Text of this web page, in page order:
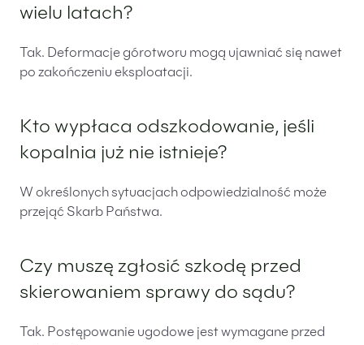
wielu latach?
Tak. Deformacje górotworu mogą ujawniać się nawet
po zakończeniu eksploatacji.
Kto wypłaca odszkodowanie, jeśli
kopalnia już nie istnieje?
W określonych sytuacjach odpowiedzialność może
przejąć Skarb Państwa.
Czy muszę zgłosić szkodę przed
skierowaniem sprawy do sądu?
Tak. Postępowanie ugodowe jest wymagane przed